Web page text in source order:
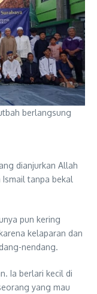
berlangsung
dianjurkan Allah
Ismail tanpa bekal
pun kering
kelaparan dan
nendang.
Ia berlari kecil di
yang mau